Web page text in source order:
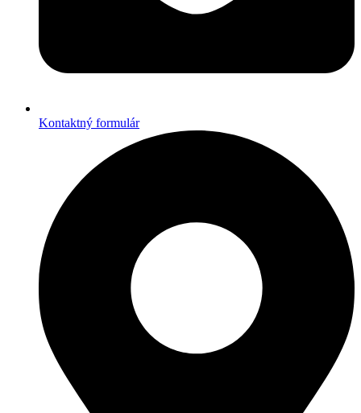
Kontaktný formulár